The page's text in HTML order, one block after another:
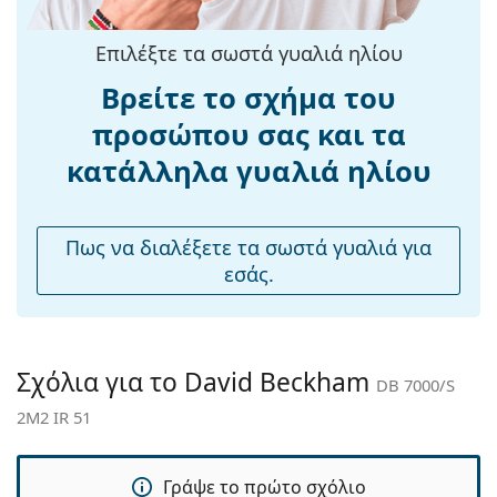
υφασμάτινη θήκη αντί για πανί.
Εξερευνήστε την πλήρη γκάμαγυαλιών ηλίου
βρείτε περισσότερα μοντέλα από δημοφιλείς μάρκες.
βραχίονα:
145 mm
100 γρ
μαξιλάρια
Όχι
Αξεσουάρ
θήκη:
Άλλα
Τύπος:
Επιλέξτε τα σωστά γυαλιά ηλίου
Βρείτε το σχήμα του
προσώπου σας και τα
κατάλληλα γυαλιά ηλίου
Πως να διαλέξετε τα σωστά γυαλιά για
εσάς.
Σχόλια για το David Beckham DB 7000/S
2M2 IR 51
Γράψε το πρώτο σχόλιο